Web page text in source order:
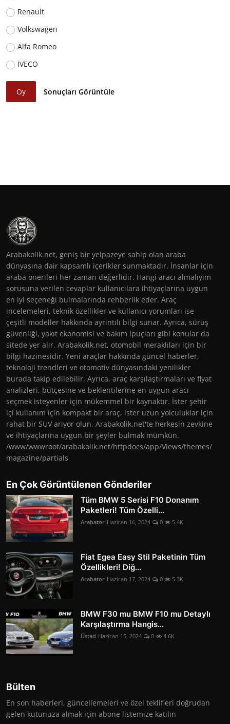
Renault
Volkswagen
Alfa Romeo
IVECO
Oy Sonuçları Görüntüle
Arabakolik.net, geniş bir yelpazeye sahip olan araba
dünyasına dair kapsamlı içerikler sunmaktadır. İnsanlar için
araba önerileri her zaman değerlidir. Hangi aracı almalıyım
sorusuna verilen cevaplar kullanıcılara ihtiyaçlarına uygun
en iyi seçeneği bulmalarında rehberlik eder. Araç
incelemeleri, teknik özellikler ve kullanıcı yorumları ise
çeşitli modeller hakkında ayrıntılı bilgi sunar. Ayrıca, sürüş
güvenliği, yakıt ekonomisi ve bakım ipuçları gibi konular da
sitede yer alır. Arabakolik.net, otomobil meraklıları için bir
bilgi hazinesidir. Yeni araçlar hakkında güncel haberler,
teknoloji trendleri ve otomotiv dünyasındaki yenilikler
burada takip edilebilir. Ayrıca, araç karşılaştırmaları ve fiyat
analizleri, bütçesine ve beklentilerine en uygun aracı
seçmek isteyenler için mükemmel bir kaynaktır. İster şehir
içi kullanım için kompakt bir araç, ister uzun yolculuklar için
rahat bir SUV arıyor olun, Arabakolik.net'te herkesin zevkine
ve ihtiyaçlarına uygun bir şeyler bulmak mümkün.
/www/wwwroot/arabakolik.net/httpdocs/app/Views/themes/
magazine/partials
En Çok Görüntülenen Gönderiler
Tüm BMW 5 Serisi F10 Donanım
Paketleri! Tüm Özelli...
Arabator Haziran 16, 2024 0 5.4K
Fiat Egea Easy Stil Paketinin Tüm
Özellikleri! Diğ...
Arabator Haziran 17, 2024 0 5.3K
BMW F30 mu BMW F10 mu Detaylı
Karşılaştırma Hangis...
Üstad Haziran 15, 2024 0 4.6K
Bülten
En son haberleri, güncellemeleri ve özel teklifleri doğrudan
gelen kutunuza almak için abone listemize katılın